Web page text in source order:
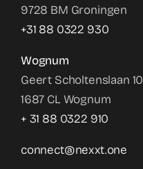
9728 BM Groningen
+31 88 0322 930
Wognum
Geert Scholtenslaan 10
1687 CL Wognum
+ 31 88 0322 910
connect@nexxt.one